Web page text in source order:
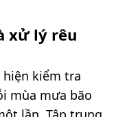
xử lý rêu
hiện kiểm tra
mùa mưa bão